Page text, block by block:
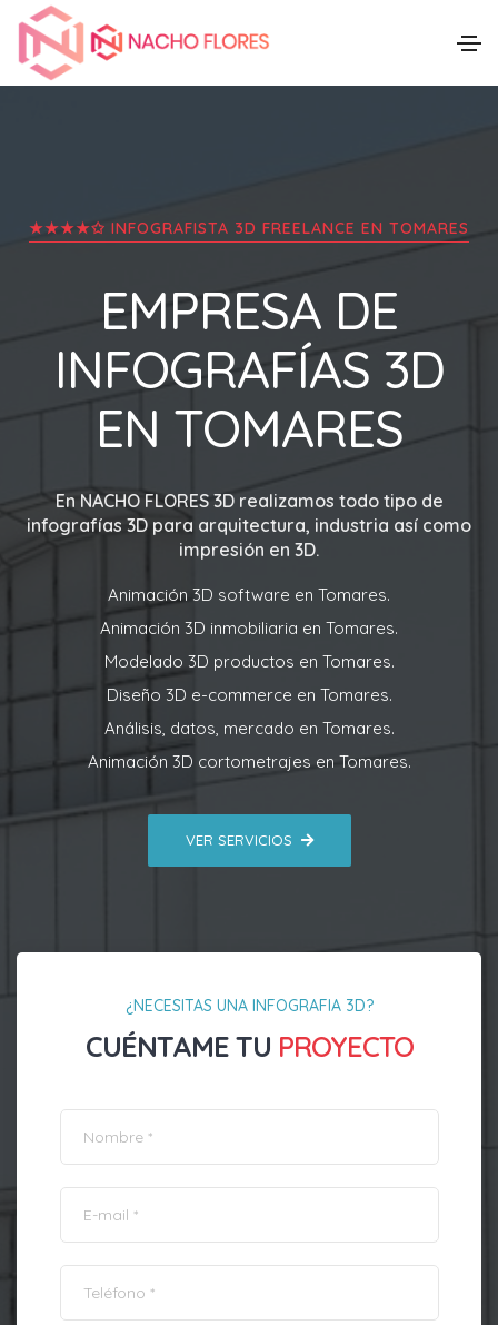
★★★★✩ INFOGRAFISTA 3D FREELANCE EN TOMARES
EMPRESA DE
INFOGRAFÍAS 3D
EN TOMARES
En NACHO FLORES 3Drealizamos todo tipo de
infografías 3D para arquitectura, industria así como
impresión en 3D.
Animación 3D software en Tomares.
Animación 3D inmobiliaria en Tomares.
Modelado 3D productos en Tomares.
Diseño 3D e-commerce en Tomares.
Análisis, datos, mercado en Tomares.
Animación 3D cortometrajes en Tomares.
VER SERVICIOS
¿NECESITAS UNA INFOGRAFIA 3D?
CUÉNTAME TU PROYECTO